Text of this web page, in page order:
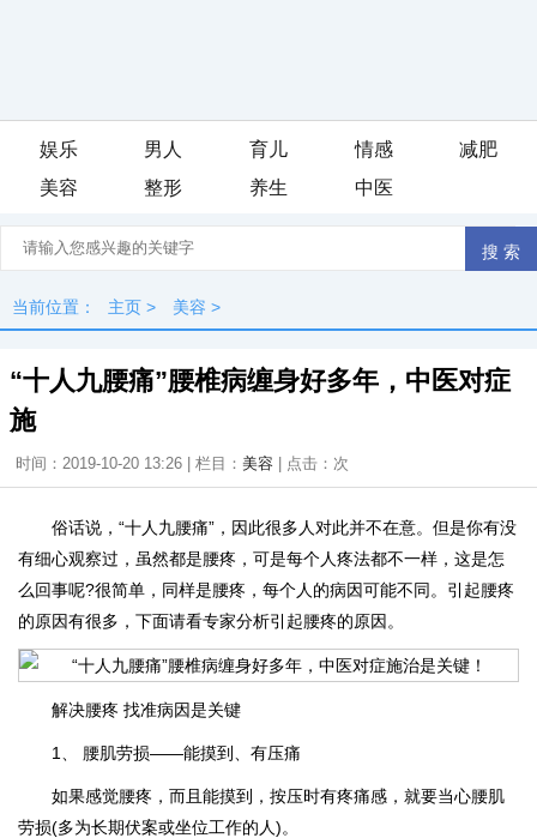
娱乐 男人 育儿 情感
减肥
美容
整形 养生 中医
当前位置： 主页 > 美容 >
“十人九腰痛”腰椎病缠身好多年，中医对症
施
时间：2019-10-20 13:26 | 栏目： 美容 | 点击： 次
俗话说，“十人九腰痛”，因此很多人对此并不在意。但是你有没
有细心观察过，虽然都是腰疼，可是每个人疼法都不一样，这是怎
么回事呢?很简单，同样是腰疼，每个人的病因可能不同。引起腰疼
的原因有很多，下面请看专家分析引起腰疼的原因。
解决腰疼 找准病因是关键
1、 腰肌劳损——能摸到、有压痛
如果感觉腰疼，而且能摸到，按压时有疼痛感，就要当心腰肌
劳损(多为长期伏案或坐位工作的人)。